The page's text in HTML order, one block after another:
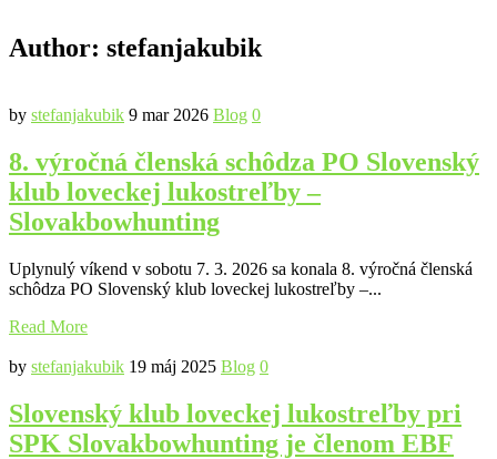
Author: stefanjakubik
by stefanjakubik 9 mar 2026 Blog 0
8. výročná členská schôdza PO Slovenský
klub loveckej lukostreľby –
Slovakbowhunting
Uplynulý víkend v sobotu 7. 3. 2026 sa konala 8. výročná členská
schôdza PO Slovenský klub loveckej lukostreľby –...
Read More
by stefanjakubik 19 máj 2025 Blog 0
Slovenský klub loveckej lukostreľby pri
SPK Slovakbowhunting je členom EBF